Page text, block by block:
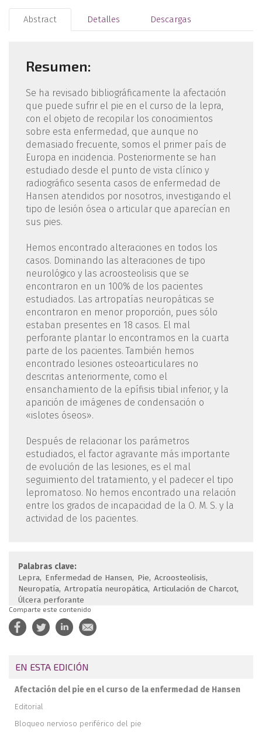
Abstract Detalles Descargas
Resumen:
Se ha revisado bibliográficamente la afectación
que puede sufrir el pie en el curso de la lepra,
con el objeto de recopilar los conocimientos
sobre esta enfermedad, que aunque no
demasiado frecuente, somos el primer país de
Europa en incidencia. Posteriormente se han
estudiado desde el punto de vista clínico y
radiográfico sesenta casos de enfermedad de
Hansen atendidos por nosotros, investigando el
tipo de lesión ósea o articular que aparecían en
sus pies.
Hemos encontrado alteraciones en todos los
casos. Dominando las alteraciones de tipo
neurológico y las acroosteolisis que se
encontraron en un 100% de los pacientes
estudiados. Las artropatías neuropáticas se
encontraron en menor proporción, pues sólo
estaban presentes en 18 casos. El mal
perforante plantar lo encontramos en la cuarta
parte de los pacientes. También hemos
encontrado lesiones osteoarticulares no
descritas anteriormente, como el
ensanchamiento de la epífisis tibial inferior, y la
aparición de imágenes de condensación o
«islotes óseos».
Después de relacionar los parámetros
estudiados, el factor agravante más importante
de evolución de las lesiones, es el mal
seguimiento del tratamiento, y el padecer el tipo
lepromatoso. No hemos encontrado una relación
entre los grados de incapacidad de la O. M. S. y la
actividad de los pacientes.
Palabras clave:
Lepra Enfermedad de Hansen Pie Acroosteolisis
Neuropatía Artropatía neuropática Articulación de Charcot
Úlcera perforante
Comparte este contenido
EN ESTA EDICIÓN
Afectación del pie en el curso de la enfermedad de Hansen
Editorial
Bloqueo nervioso periférico del pie